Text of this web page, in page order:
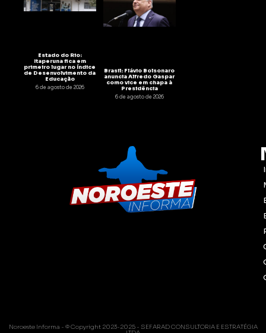
Estado do Rio:
Itaperuna fica em
primeiro lugar no Índice
de Desenvolvimento da
Educação
6 de agosto de 2026
Brasil: Flávio Bolsonaro
anuncia Alfredo Gaspar
como vice em chapa à
Presidência
6 de agosto de 2026
Noroeste Informa - © Copyright 2023-2025 - SEFARAD CONSULTORIA E ESTRATÉGIA